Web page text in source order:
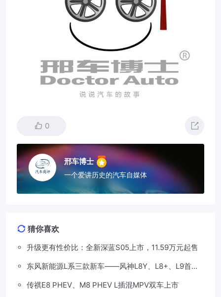
0
邢车博士
一个爱讲历史的汽车自媒体
猜你喜欢
升级更有性价比：全新深蓝S05上市，11.59万元起售
东风新能源L系三款新车——风神L8Y、L8+、L9首发
传祺E8 PHEV、M8 PHEV L插混MPV双车上市